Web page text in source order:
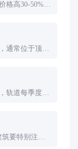
格高30-50%，
通常位于顶部
轨道每季度用
筑要特别注意